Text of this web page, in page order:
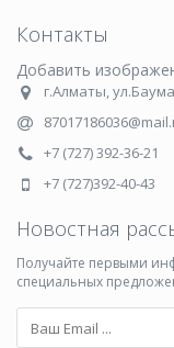
Контакты
Добавить
г.Алматы,
+7 (727) 392-36-21
+7 (727)392-40-43
Новостная
Получайте первыми
специальных